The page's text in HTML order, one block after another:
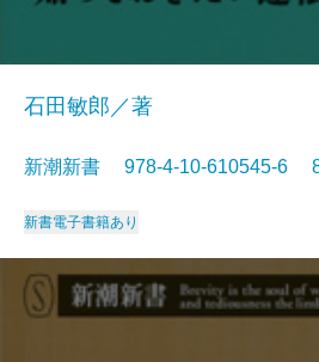
石田敏郎／著
新潮新書 978-4-10-610545-6
新書電子書籍あり